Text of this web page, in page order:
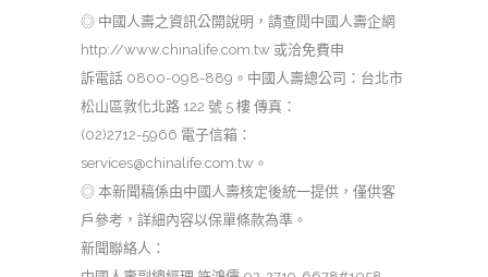
◎ 中國人壽之資訊公開說明，請查閱中國人壽企網
http://www.chinalife.com.tw 或洽免費申
訴電話 0800-098-889。中國人壽總公司：台北市
松山區敦化北路 122 號 5 樓 傳真：
(02)2712-5966 電子信箱：
services@chinalife.com.tw。
◎ 本新聞稿係由中國人壽核定後統一提供，僅供客
戶參考，詳細內容以保單條款為準。
新聞聯絡人：